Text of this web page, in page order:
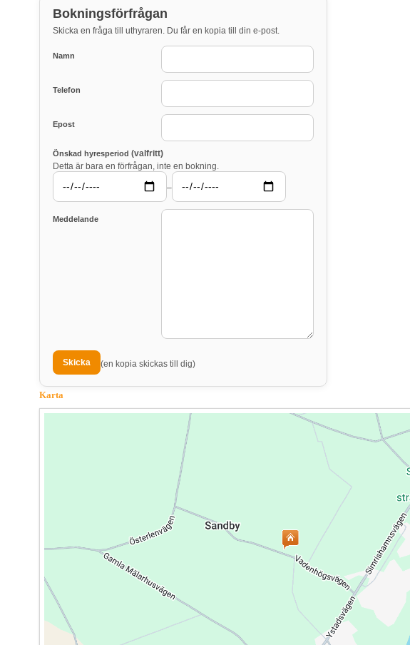
Bokningsförfrågan
Skicka en fråga till uthyraren. Du får en kopia till din e-post.
Namn
Telefon
Epost
Önskad hyresperiod (valfritt)
Detta är bara en förfrågan, inte en bokning.
–
Meddelande
(en kopia skickas till dig)
Karta